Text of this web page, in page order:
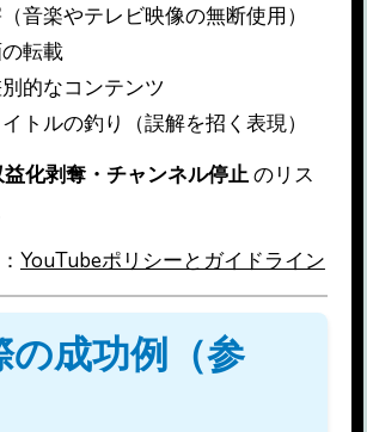
音楽やテレビ映像の無断使用）
転載
的なコンテンツ
トルの釣り（誤解を招く表現）
益化剥奪・チャンネル停止のリス
YouTubeポリシーとガイドライン
の成功例（参